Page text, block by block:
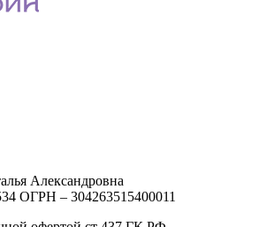
Александровна
ОГРН – 304263515400011